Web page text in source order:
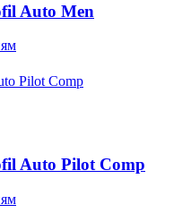
Auto Men
Auto Pilot Comp